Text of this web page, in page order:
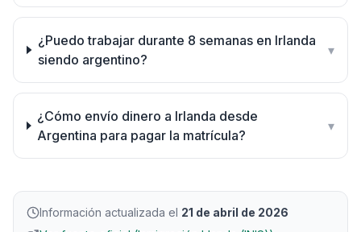
¿Puedo trabajar durante 8 semanas en Irlanda
siendo argentino?
▾
¿Cómo envío dinero a Irlanda desde
Argentina para pagar la matrícula?
▾
Información actualizada el 21 de abril de 2026